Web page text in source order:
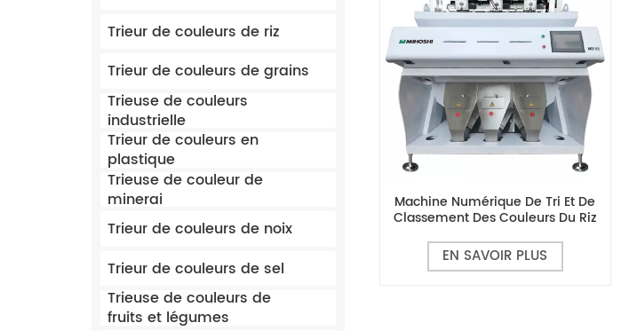
Trieur de couleurs de riz
Trieur de couleurs de grains
Trieuse de couleurs
industrielle
Trieur de couleurs en
plastique
Trieuse de couleur de
minerai
Trieur de couleurs de noix
Trieur de couleurs de sel
Trieuse de couleurs de
fruits et légumes
Machine Numérique De Tri Et De
Classement Des Couleurs Du Riz
EN SAVOIR PLUS